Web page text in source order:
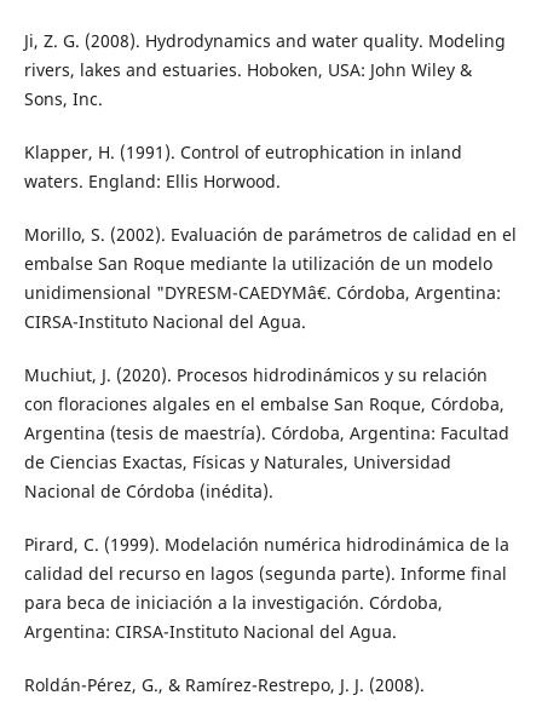
Ji, Z. G. (2008). Hydrodynamics and water quality. Modeling
rivers, lakes and estuaries. Hoboken, USA: John Wiley &
Sons, Inc.
Klapper, H. (1991). Control of eutrophication in inland
waters. England: Ellis Horwood.
Morillo, S. (2002). Evaluación de parámetros de calidad en el
embalse San Roque mediante la utilización de un modelo
unidimensional "DYRESM-CAEDYMâ€. Córdoba, Argentina:
CIRSA-Instituto Nacional del Agua.
Muchiut, J. (2020). Procesos hidrodinámicos y su relación
con floraciones algales en el embalse San Roque, Córdoba,
Argentina (tesis de maestría). Córdoba, Argentina: Facultad
de Ciencias Exactas, Físicas y Naturales, Universidad
Nacional de Córdoba (inédita).
Pirard, C. (1999). Modelación numérica hidrodinámica de la
calidad del recurso en lagos (segunda parte). Informe final
para beca de iniciación a la investigación. Córdoba,
Argentina: CIRSA-Instituto Nacional del Agua.
Roldán-Pérez, G., & Ramírez-Restrepo, J. J. (2008).